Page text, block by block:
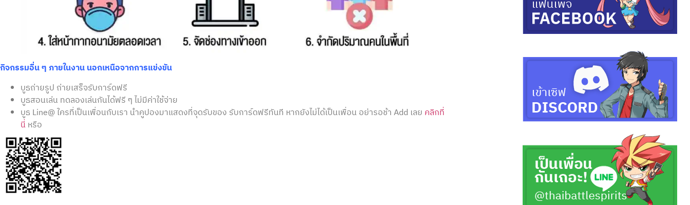
กิจกรรมอื่น ๆ ภายในงาน นอกเหนือจากการแข่งขัน
บูธถ่ายรูป ถ่ายเสร็จรับการ์ดฟรี
บูธสอนเล่น ทดลองเล่นกันได้ฟรี ๆ ไม่มีค่าใช้จ่าย
บูธ Line@ ใครที่เป็นเพื่อนกับเรา นำคูปองมาแสดงที่จุดรับของ รับการ์ดฟรีทันที หากยังไม่ได้เป็นเพื่อน อย่ารอช้า Add เลย คลิกที่
นี่หรือ